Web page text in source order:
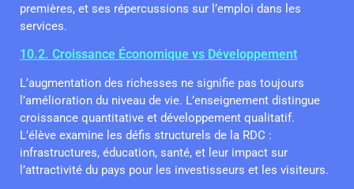
premières, et ses répercussions sur l’emploi dans les
services.
10.2. Croissance Économique vs Développement
L’augmentation des richesses ne signifie pas toujours
l’amélioration du niveau de vie. L’enseignement distingue
croissance quantitative et développement qualitatif.
L’élève examine les défis structurels de la RDC :
infrastructures, éducation, santé, et leur impact sur
l’attractivité du pays pour les investisseurs et les visiteurs.